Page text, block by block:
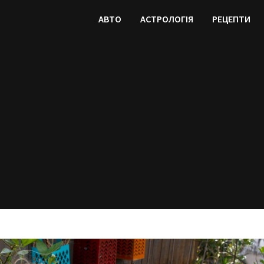
АВТО АСТРОЛОГІЯ РЕЦЕПТИ